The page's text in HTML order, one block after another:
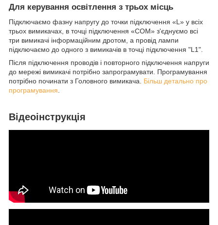
Для керування освітлення з трьох місць
Підключаємо фазну напругу до точки підключення «L» у всіх
трьох вимикачах, в точці підключення «COM» з'єднуємо всі
три вимикачі інформаційним дротом, а провід лампи
підключаємо до одного з вимикачів в точці підключення "L1".
Після підключення проводів і повторного підключення напруги
до мережі вимикачі потрібно запрограмувати. Програмування
потрібно починати з Головного вимикача. Більш детально про
програмування
Відеоінструкція